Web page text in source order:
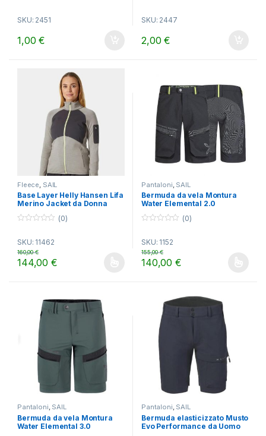
u
f
SKU: 2451
1,00€
u
f
SKU: 2447
2,00€
Fleece SAIL
Base Layer Helly Hansen Lifa
Merino Jacket da Donna
u
t
(0)
SKU: 11462
144,00€
160,00€
Questo prodotto ha più varianti. Le opzioni possono essere
Pantaloni SAIL
Bermuda da vela Montura
Water Elemental 2.0
u
t
(0)
SKU: 1152
140,00€
155,00€
Questo prodotto ha più
Pantaloni, SAIL
Bermuda da vela Montura
Water Elemental 3.0
Pantaloni, SAIL
Bermuda elasticizzato Musto
Evo Performance da Uomo